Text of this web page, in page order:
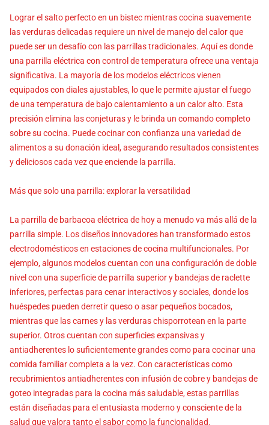
Lograr el salto perfecto en un bistec mientras cocina suavemente
las verduras delicadas requiere un nivel de manejo del calor que
puede ser un desafío con las parrillas tradicionales. Aquí es donde
una parrilla eléctrica con control de temperatura ofrece una ventaja
significativa. La mayoría de los modelos eléctricos vienen
equipados con diales ajustables, lo que le permite ajustar el fuego
de una temperatura de bajo calentamiento a un calor alto. Esta
precisión elimina las conjeturas y le brinda un comando completo
sobre su cocina. Puede cocinar con confianza una variedad de
alimentos a su donación ideal, asegurando resultados consistentes
y deliciosos cada vez que enciende la parrilla.
Más que solo una parrilla: explorar la versatilidad
La parrilla de barbacoa eléctrica de hoy a menudo va más allá de la
parrilla simple. Los diseños innovadores han transformado estos
electrodomésticos en estaciones de cocina multifuncionales. Por
ejemplo, algunos modelos cuentan con una configuración de doble
nivel con una superficie de parrilla superior y bandejas de raclette
inferiores, perfectas para cenar interactivos y sociales, donde los
huéspedes pueden derretir queso o asar pequeños bocados,
mientras que las carnes y las verduras chisporrotean en la parte
superior. Otros cuentan con superficies expansivas y
antiadherentes lo suficientemente grandes como para cocinar una
comida familiar completa a la vez. Con características como
recubrimientos antiadherentes con infusión de cobre y bandejas de
goteo integradas para la cocina más saludable, estas parrillas
están diseñadas para el entusiasta moderno y consciente de la
salud que valora tanto el sabor como la funcionalidad.